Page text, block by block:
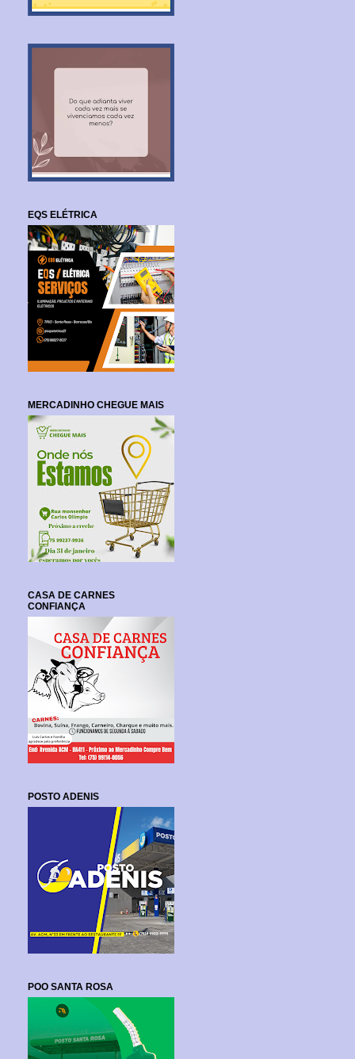
EQS ELÉTRICA
MERCADINHO CHEGUE MAIS
CASA DE CARNES
CONFIANÇA
POSTO ADENIS
POO SANTA ROSA